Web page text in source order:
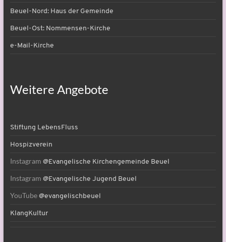
Beuel-Nord: Haus der Gemeinde
Beuel-Ost: Nommensen-Kirche
e-Mail-Kirche
Weitere Angebote
Stiftung LebensFluss
Hospizverein
Instagram @Evangelische Kirchengemeinde Beuel
Instagram @Evangelische Jugend Beuel
YouTube @evangelischbeuel
KlangKultur